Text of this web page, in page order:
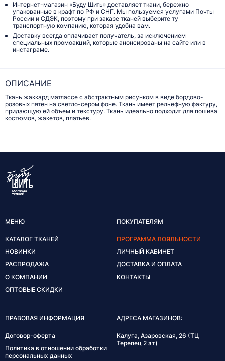
Интернет-магазин «Буду Шить» доставляет ткани, бережно
упакованные в крафт по РФ и СНГ. Мы пользуемся услугами Почты
России и СДЭК, поэтому при заказе тканей выберите ту
транспортную компанию, которая удобна вам.
Доставку всегда оплачивает получатель, за исключением
специальных промоакций, которые анонсированы на сайте или в
инстаграме.
ОПИСАНИЕ
Ткань жаккард матлассе с абстрактным рисунком в виде бордово-
розовых пятен на светло-сером фоне. Ткань имеет рельефную фактуру,
придающую ей объем и текстуру. Ткань идеально подходит для пошива
костюмов, жакетов, платьев.
МЕНЮ
КАТАЛОГ ТКАНЕЙ
НОВИНКИ
РАСПРОДАЖА
О КОМПАНИИ
ОПТОВЫЕ СКИДКИ
ПОКУПАТЕЛЯМ
ПРОГРАММА ЛОЯЛЬНОСТИ
ЛИЧНЫЙ КАБИНЕТ
ДОСТАВКА И ОПЛАТА
КОНТАКТЫ
ПРАВОВАЯ ИНФОРМАЦИЯ
Договор-оферта
Политика в отношении обработки
персональных данных
АДРЕСА МАГАЗИНОВ:
Калуга, Азаровская, 26 (ТЦ
Терепец 2 эт)